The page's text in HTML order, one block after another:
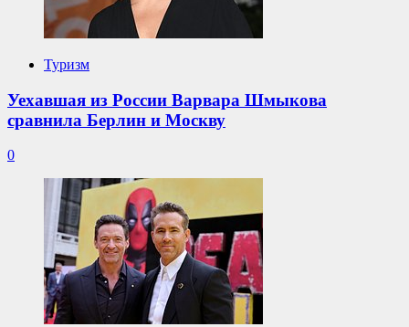
Туризм
Уехавшая из России Варвара Шмыкова
сравнила Берлин и Москву
0